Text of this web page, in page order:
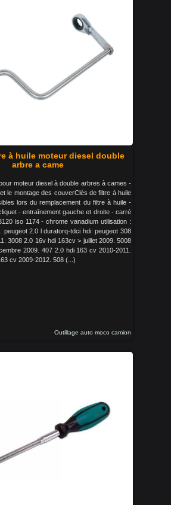
à huile moteur diesel double
arbre a came
moteur diesel à double arbres à cames -
le montage des couverClés de filtre à huile
lors du remplacement du filtre à huile -
- entraînement gauche et droite - carré
iso 1174 - chrome vanadium utilisation :
peugeot 2.0 l duratorq-tdci hdi: peugeot 308
3008 2.0 16v hdi 163cv > juillet 2009. 5008
2009. 407 2.0 hdi 163 cv 2010-2011.
cv 2009-2012. 508 (...)
Outillage auto moco camion